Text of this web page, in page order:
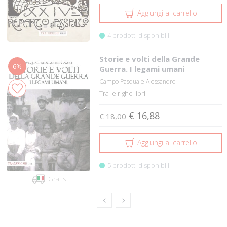
Aggiungi al carrello
4 prodotti disponibili
6%
Gratis
Storie e volti della Grande
Guerra. I legami umani
Campo Pasquale Alessandro
Tra le righe libri
€ 18,00 € 16,88
Aggiungi al carrello
5 prodotti disponibili